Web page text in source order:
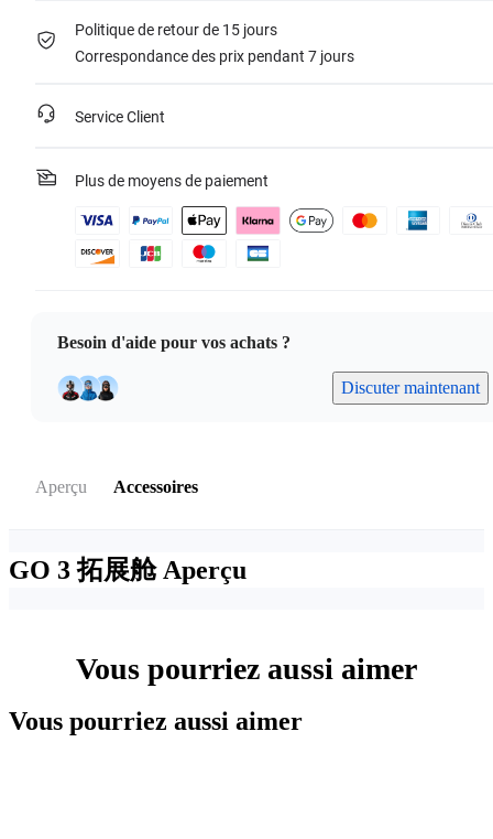
Politique de retour de 15 jours
Correspondance des prix pendant 7 jours
Service Client
Plus de moyens de paiement
Besoin d'aide pour vos achats ?
Discuter maintenant
Aperçu Accessoires
GO 3 拓展舱 Aperçu
Vous pourriez aussi aimer
Vous pourriez aussi aimer